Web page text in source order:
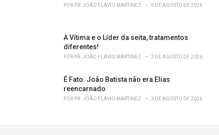
POR PR. JOÃO FLÁVIO MARTINEZ 5 DE AGOSTO DE 2026
A Vítima e o Líder da seita, tratamentos
diferentes!
POR PR. JOÃO FLÁVIO MARTINEZ 3 DE AGOSTO DE 2026
É Fato: João Batista não era Elias
reencarnado
POR PR. JOÃO FLÁVIO MARTINEZ 3 DE AGOSTO DE 2026